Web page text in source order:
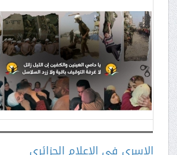
الاسرى في الاعلام الجزائري